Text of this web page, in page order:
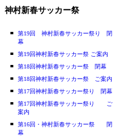
神村新春サッカー祭
■
第19回 神村新春サッカー祭り 閉
幕
■
第19回神村新春サッカー祭 ご案内
■
第18回神村新春サッカー祭 閉幕
■
第18回神村新春サッカー祭 ご案内
■
第17回神村新春サッカー祭り 閉幕
■
第17回神村新春サッカー祭り ご
案内
■
第16回・神村新春サッカー祭 閉
幕